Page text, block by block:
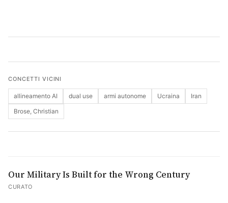
CONCETTI VICINI
allineamento AI dual use armi autonome Ucraina
Iran
Brose, Christian
Our Military Is Built for the Wrong Century
CURATO